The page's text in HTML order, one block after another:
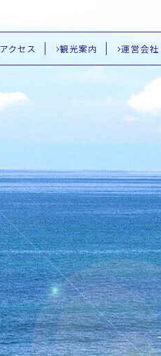
アクセス 観光案内 運営会社